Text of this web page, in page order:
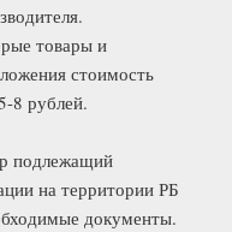
товары и
стоимость
8 рублей.
подлежащий
на территории РБ
документы.